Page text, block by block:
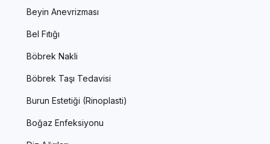
Beyin Anevrizması
Bel Fıtığı
Böbrek Nakli
Böbrek Taşı Tedavisi
Burun Estetiği (Rinoplasti)
Boğaz Enfeksiyonu